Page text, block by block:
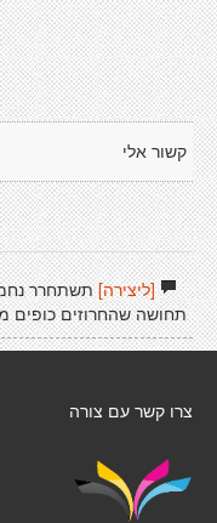
קשור אלי
[ליצירה]תשתחרר
תחושה שהחרוזים כופים
צרו קשר עם צורה